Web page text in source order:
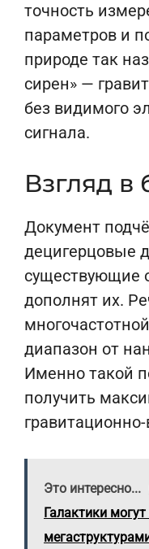
точность
параметров и
природе так
сирен» —
без видимого
сигнала.
Взгляд в
Документ
децигерцовые
существующие
дополнят их.
диапазон от
Именно такой
получить
Это интересно...
Галактики